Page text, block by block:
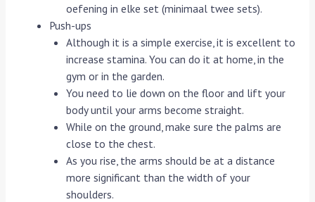
oefening in elke set (minimaal twee sets).
Push-ups
Although it is a simple exercise, it is excellent to
increase stamina. You can do it at home, in the
gym or in the garden.
You need to lie down on the floor and lift your
body until your arms become straight.
While on the ground, make sure the palms are
close to the chest.
As you rise, the arms should be at a distance
more significant than the width of your
shoulders.